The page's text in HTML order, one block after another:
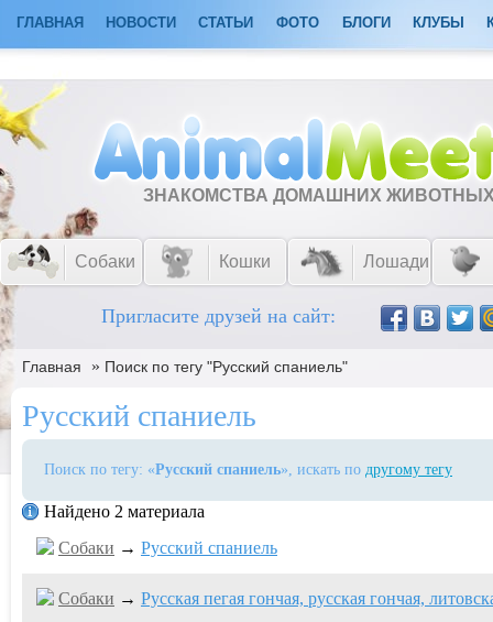
ГЛАВНАЯ НОВОСТИ СТАТЬИ ФОТО БЛОГИ КЛУБЫ
ЗНАКОМСТВА ДОМАШНИХ
Собаки Кошки Лошади
Пригласите друзей на сайт:
Главная » Поиск по тегу "Русский спаниель"
Русский спаниель
Поиск по тегу: «Русский спаниель», искать по другому тегу
Найдено 2 материала
Собаки → Русский спаниель
Собаки → Русская пегая гончая, русская гончая,